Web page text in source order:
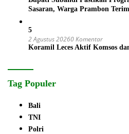
Sasaran, Warga Prambon
5
2 Agustus 20260 Komentar
Koramil Leces Aktif Komsos
Tag Populer
Bali
TNI
Polri